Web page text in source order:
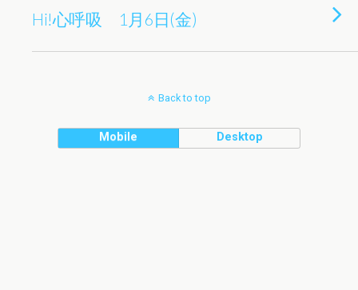
Hi!心呼吸 1月6日(金)
Back to top
Mobile Desktop